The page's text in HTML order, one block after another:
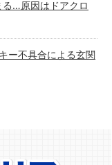
る…原因はドアクロ
ー不具合による玄関